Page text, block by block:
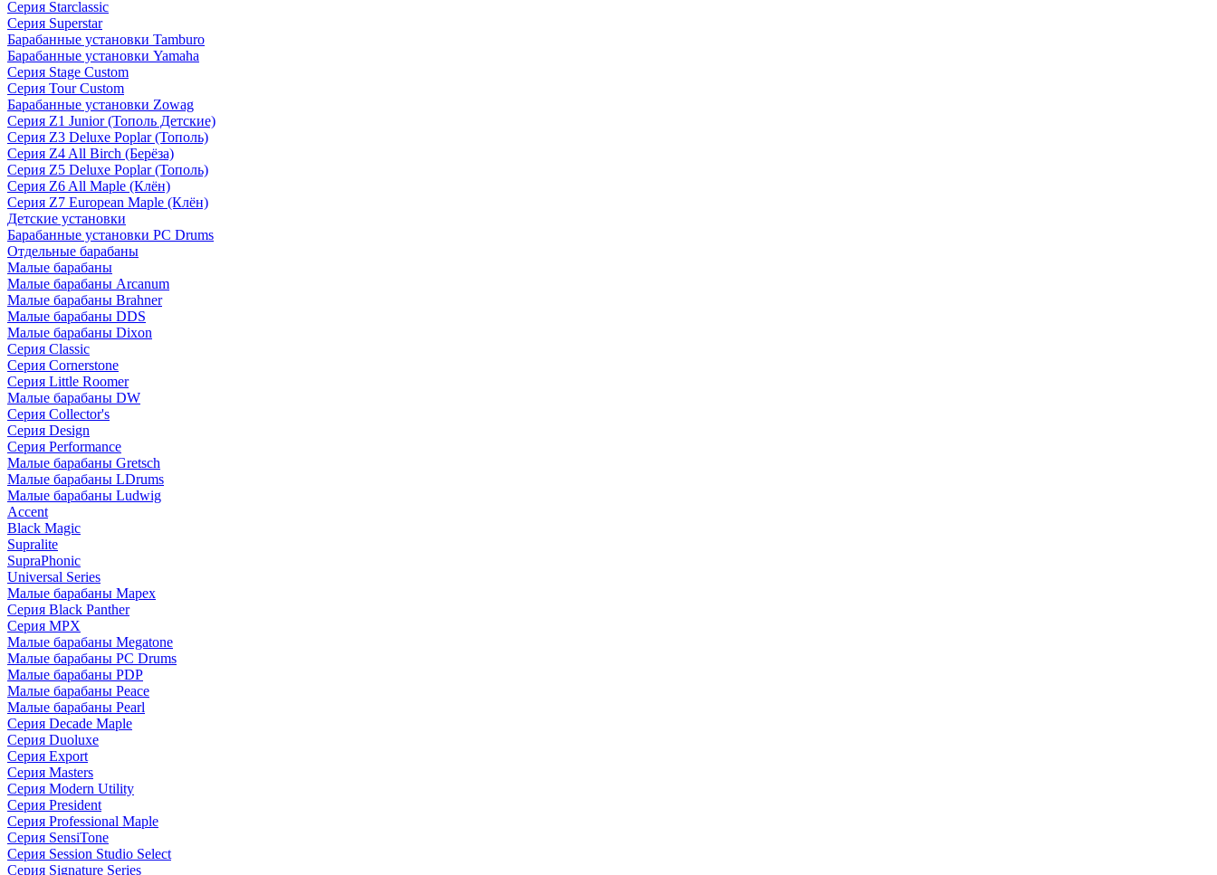
Серия Starclassic
Серия Superstar
Барабанные установки Tamburo
Барабанные установки Yamaha
Серия Stage Custom
Серия Tour Custom
Барабанные установки Zowag
Серия Z1 Junior (Тополь Детские)
Серия Z3 Deluxe Poplar (Тополь)
Серия Z4 All Birch (Берёза)
Серия Z5 Deluxe Poplar (Тополь)
Серия Z6 All Maple (Клён)
Серия Z7 European Maple (Клён)
Детские установки
Барабанные установки PC Drums
Отдельные барабаны
Малые барабаны
Малые барабаны Arcanum
Малые барабаны Brahner
Малые барабаны DDS
Малые барабаны Dixon
Серия Classic
Серия Cornerstone
Серия Little Roomer
Малые барабаны DW
Серия Collector's
Серия Design
Серия Performance
Малые барабаны Gretsch
Малые барабаны LDrums
Малые барабаны Ludwig
Accent
Black Magic
Supralite
SupraPhonic
Universal Series
Малые барабаны Mapex
Серия Black Panther
Серия MPX
Малые барабаны Megatone
Малые барабаны PC Drums
Малые барабаны PDP
Малые барабаны Peace
Малые барабаны Pearl
Серия Decade Maple
Серия Duoluxe
Серия Export
Серия Masters
Серия Modern Utility
Серия President
Серия Professional Maple
Серия SensiTone
Серия Session Studio Select
Серия Signature Series